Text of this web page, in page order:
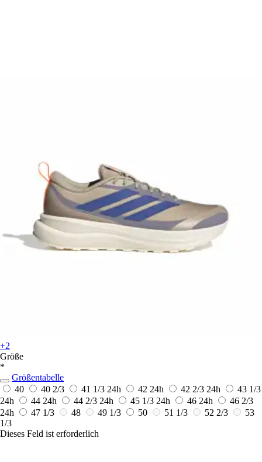
+2
Größe
*
Größentabelle
40
40 2/3 41 1/3 24h 42 24h 42 2/3 24h
43 1/3
24h
44 24h 44 2/3 24h 45 1/3 24h 46 24h
46 2/3
24h
47 1/3 48 49 1/3 50 51 1/3 52 2/3
53
1/3
Dieses Feld ist erforderlich